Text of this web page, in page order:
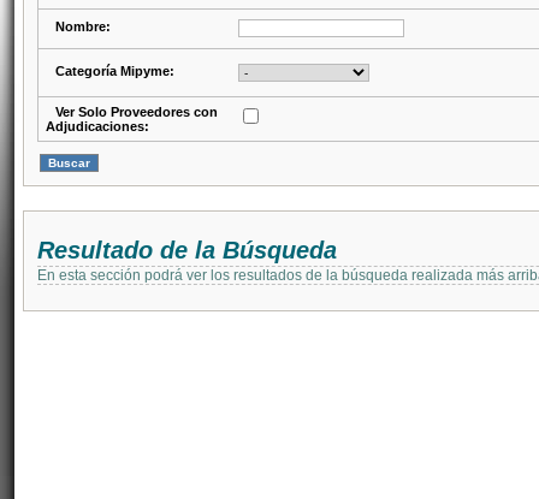
Nombre:
Categoría Mipyme:
Ver Solo Proveedores con
Adjudicaciones:
Resultado de la Búsqueda
En esta sección podrá ver los resultados de la búsqueda realizada más